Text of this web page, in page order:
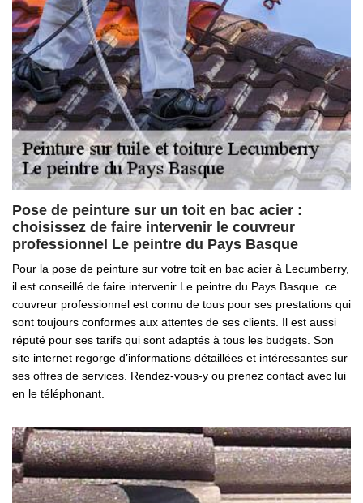
Pose de peinture sur un toit en bac acier :
choisissez de faire intervenir le couvreur
professionnel Le peintre du Pays Basque
Pour la pose de peinture sur votre toit en bac acier à Lecumberry,
il est conseillé de faire intervenir Le peintre du Pays Basque. ce
couvreur professionnel est connu de tous pour ses prestations qui
sont toujours conformes aux attentes de ses clients. Il est aussi
réputé pour ses tarifs qui sont adaptés à tous les budgets. Son
site internet regorge d’informations détaillées et intéressantes sur
ses offres de services. Rendez-vous-y ou prenez contact avec lui
en le téléphonant.